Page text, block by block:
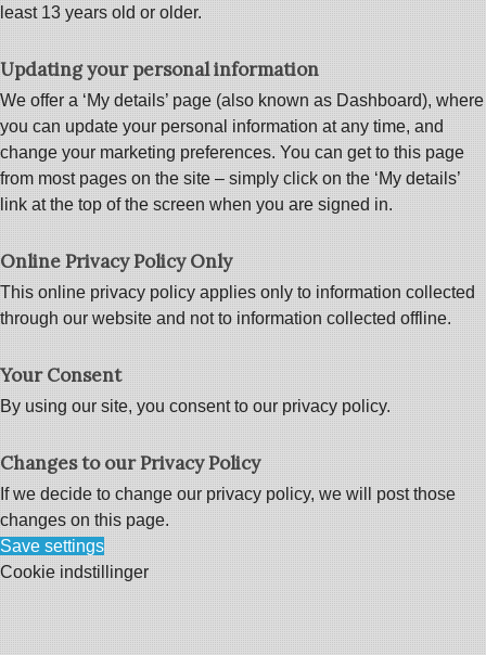
least 13 years old or older.
Updating your personal information
We offer a ‘My details’ page (also known as Dashboard), where
you can update your personal information at any time, and
change your marketing preferences. You can get to this page
from most pages on the site – simply click on the ‘My details’
link at the top of the screen when you are signed in.
Online Privacy Policy Only
This online privacy policy applies only to information collected
through our website and not to information collected offline.
Your Consent
By using our site, you consent to our privacy policy.
Changes to our Privacy Policy
If we decide to change our privacy policy, we will post those
changes on this page.
Save settings
Cookie indstillinger